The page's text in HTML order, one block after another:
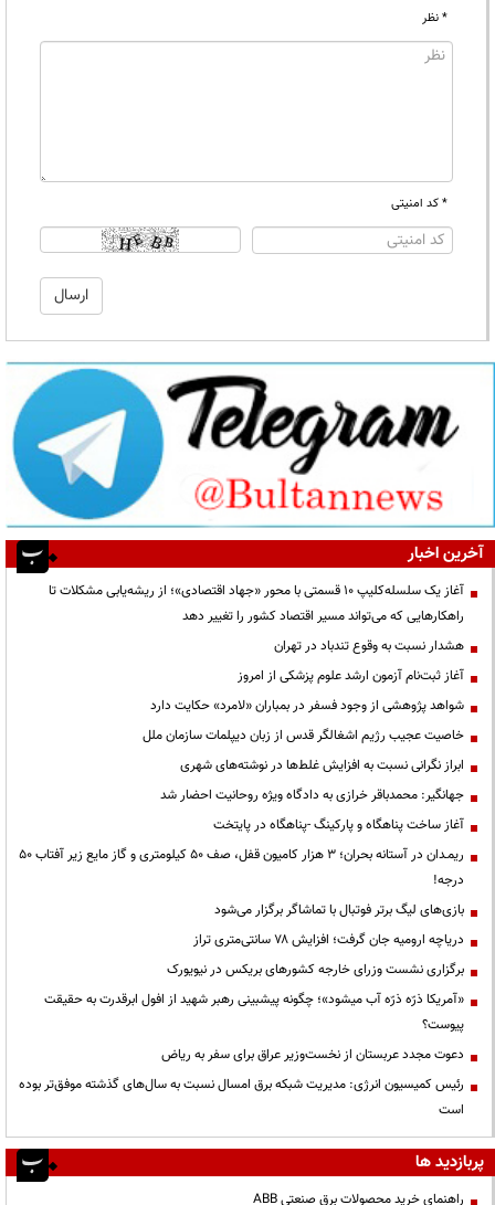
* نظر
* کد امنیتی
آخرین اخبار
آغاز یک سلسله‌کلیپ ۱۰ قسمتی با محور «جهاد اقتصادی»؛ از ریشه‌یابی مشکلات تا
راهکارهایی که می‌تواند مسیر اقتصاد کشور را تغییر دهد
هشدار نسبت به وقوع تندباد در تهران
آغاز ثبت‌نام آزمون ارشد علوم پزشکی از امروز
شواهد پژوهشی از وجود فسفر در بمباران «لامرد» حکایت دارد
خاصیت عجیب رژیم اشغالگر قدس از زبان دیپلمات سازمان ملل
ابراز نگرانی نسبت به افزایش غلط‌ها در نوشته‌های شهری
جهانگیر: محمدباقر خرازی به دادگاه ویژه روحانیت احضار شد
آغاز ساخت پناهگاه و پارکینگ -پناهگاه در پایتخت
ریمـدان در آستانه بحران؛ ۳ هزار کامیون قفل، صف ۵۰ کیلومتری و گاز مایع زیر آفتاب ۵۰
درجه!
بازی‌های لیگ برتر فوتبال با تماشاگر برگزار می‌شود
دریاچه ارومیه جان گرفت؛ افزایش ۷۸ سانتی‌متری تراز
برگزاری نشست وزرای خارجه کشورهای بریکس در نیویورک
«آمریکا ذرّه ذرّه آب میشود»؛ چگونه پیشبینی رهبر شهید از افول ابرقدرت به حقیقت
پیوست؟
دعوت مجدد عربستان از نخست‌وزیر عراق برای سفر به ریاض
رئیس کمیسیون انرژی: مدیریت شبکه برق امسال نسبت به سال‌های گذشته موفق‌تر بوده
است
پربازدید ها
راهنمای خرید محصولات برق صنعتی ABB